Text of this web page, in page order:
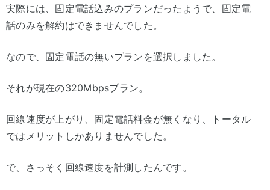
実際には、固定電話込みのプランだったようで、固定電
話のみを解約はできませんでした。
なので、固定電話の無いプランを選択しました。
それが現在の320Mbpsプラン。
回線速度が上がり、固定電話料金が無くなり、トータル
ではメリットしかありませんでした。
で、さっそく回線速度を計測したんです。